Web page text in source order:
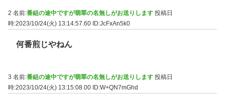
2 名前:番組の途中ですが翡翠の名無しがお送りします 投稿日
時:2023/10/24(火) 13:14:57.60 ID:JcFxAn5k0
何番煎じやねん
3 名前:番組の途中ですが翡翠の名無しがお送りします 投稿日
時:2023/10/24(火) 13:15:08.00 ID:W+QN7mGhd